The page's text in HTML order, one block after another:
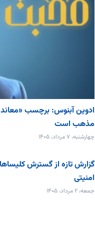
ادوین آبنوس: برچسب
مذهب است
چهارشنبه، ۷ مرداد، ۱۴۰۵
گزارش تازه از گسترش
امنیتی
جمعه، ۲ مرداد، ۱۴۰۵